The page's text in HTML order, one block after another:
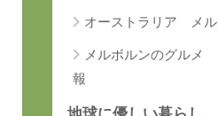
オーストラリア メル
メルボルンのグルメ
報